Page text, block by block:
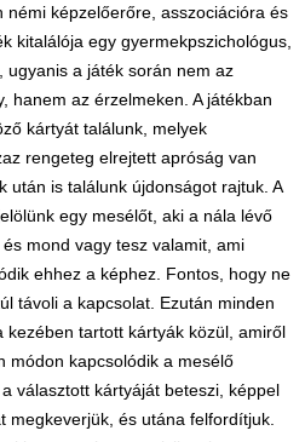
némi képzelőerőre, asszociációra és
kitalálója egy gyermekpszichológus,
ugyanis a játék során nem az
hanem az érzelmeken. A játékban
kártyát találunk, melyek
rengeteg elrejtett apróság van
után is találunk újdonságot rajtuk. A
egy mesélőt, aki a nála lévő
mond vagy tesz valamit, ami
ehhez a képhez. Fontos, hogy ne
távoli a kapcsolat. Ezután minden
kezében tartott kártyák közül, amiről
módon kapcsolódik a mesélő
választott kártyáját beteszi, képpel
megkeverjük, és utána felfordítjuk.